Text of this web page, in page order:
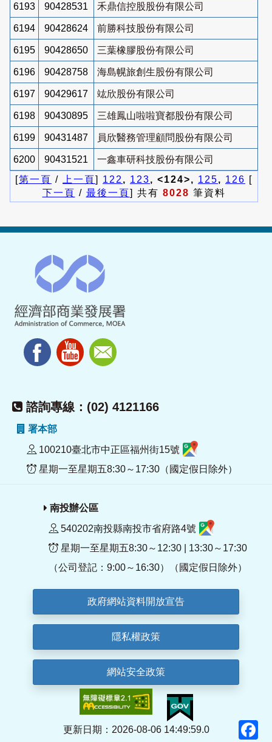
6193 90428531 禾鼎信控股股份有限公司
6194 90428624 前勝科技股份有限公司
6195 90428650 三葉橡膠股份有限公司
6196 90428758 海島幌旅創生股份有限公司
6197 90429617 竑欣股份有限公司
6198 90430895 三雄鳳山啦啦寶都股份有限公司
6199 90431487 員欣醫務管理顧問股份有限公司
6200 90431521
一鑫車研科技股份有限公司
[第一頁 / 上一頁] 122 , 123, <124>, 125, 126 [
下一頁 / 最後一頁] 共有 8028 筆資料
諮詢專線：(02) 4121166
署本部
100210臺北市中正區福州街15號
星期一至星期五8:30～17:30（國定假日除外）
南投辦公區
540202南投縣南投市省府路4號
星期一至星期五8:30～12:30 | 13:30～17:30
（公司登記：9:00～16:30）（國定假日除外）
政府網站資料開放宣告
隱私權政策
網站安全政策
更新日期：2026-08-06 14:49:59.0